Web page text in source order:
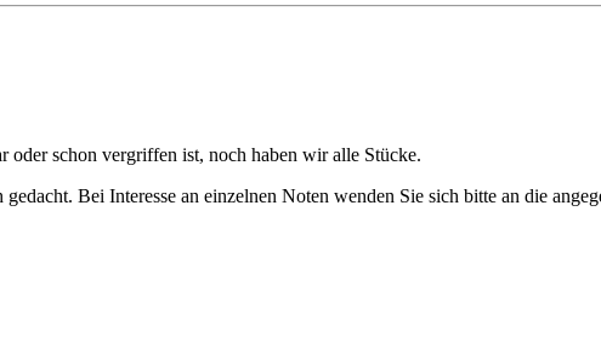
oder schon vergriffen ist, noch haben wir alle Stücke.
Bei Interesse an einzelnen Noten wenden Sie sich bitte an die